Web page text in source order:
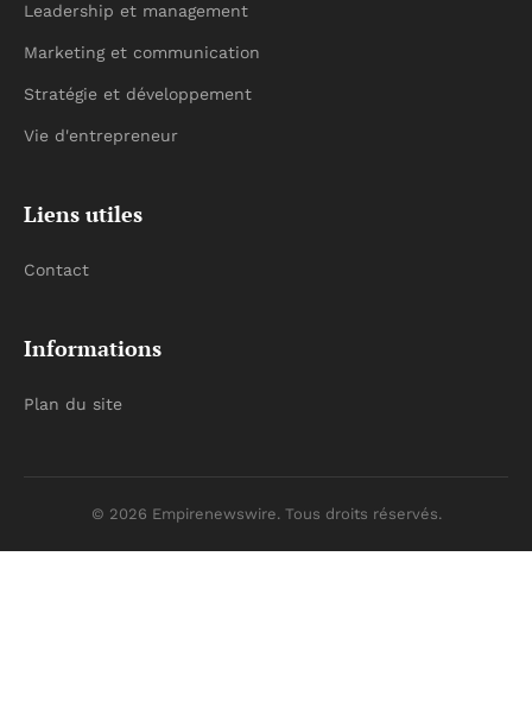
Leadership et management
Marketing et communication
Stratégie et développement
Vie d'entrepreneur
Liens utiles
Contact
Informations
Plan du site
© 2026 Empirenewswire. Tous droits réservés.